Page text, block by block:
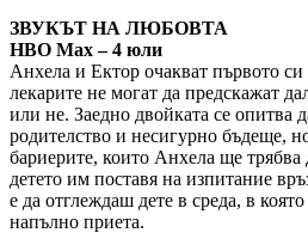
ЗВУКЪТ НА ЛЮБОВТА
HBO Max – 4 юли
Анхела и Ектор очакват първото си
лекарите не могат да предскажат
или не. Заедно двойката се опитва
родителство и несигурно бъдеще,
бариерите, които Анхела ще трябва
детето им поставя на изпитание
е да отглеждаш дете в среда, в
напълно приета.